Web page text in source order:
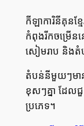
កីឡាការិនីគុនខ្ម
កំពុងរីកចម្រើន
សៀមរាប និងតំ
តំបន់នីមួយៗមា
ខុសៗគ្នា ដែលជួ
ប្រភេទ។